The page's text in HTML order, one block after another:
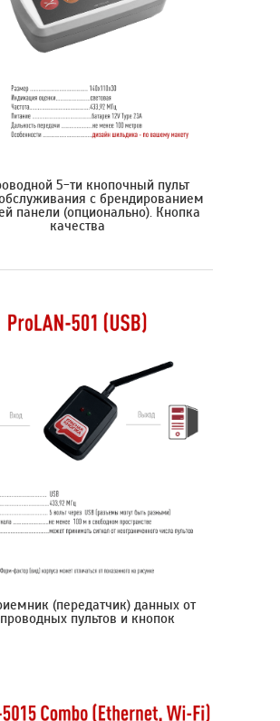
5-ти кнопочный пульт
с брендированием
панели (опционально). Кнопка
качества
(передатчик) данных от
пультов и кнопок